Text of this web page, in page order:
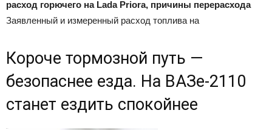
расход горючего на Lada Priora, причины перерасхода
Заявленный и измеренный расход топлива на
Короче тормозной путь —
безопаснее езда. На ВАЗе-2110
станет ездить спокойнее